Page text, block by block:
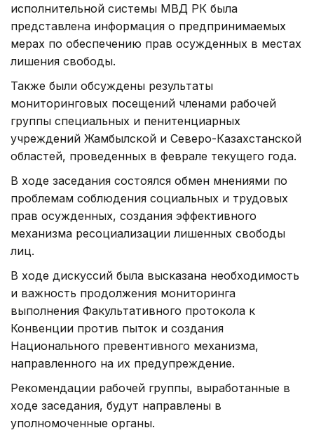
исполнительной системы МВД РК была
представлена информация о предпринимаемых
мерах по обеспечению прав осужденных в местах
лишения свободы.
Также были обсуждены результаты
мониторинговых посещений членами рабочей
группы специальных и пенитенциарных
учреждений Жамбылской и Северо-Казахстанской
областей, проведенных в феврале текущего года.
В ходе заседания состоялся обмен мнениями по
проблемам соблюдения социальных и трудовых
прав осужденных, создания эффективного
механизма ресоциализации лишенных свободы
лиц.
В ходе дискуссий была высказана необходимость
и важность продолжения мониторинга
выполнения Факультативного протокола к
Конвенции против пыток и создания
Национального превентивного механизма,
направленного на их предупреждение.
Рекомендации рабочей группы, выработанные в
ходе заседания, будут направлены в
уполномоченные органы.